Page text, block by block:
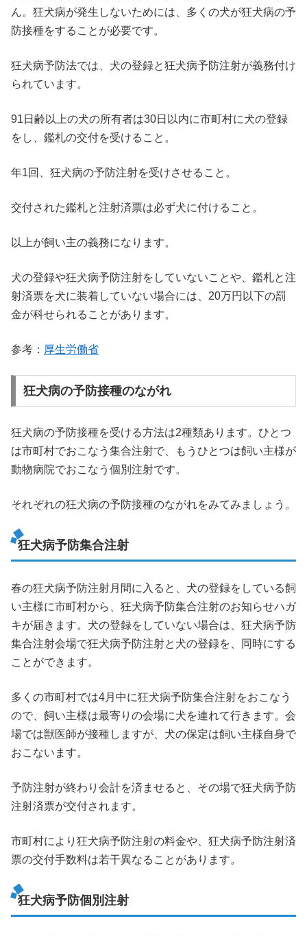
ん。狂犬病が発生しないためには、多くの犬が狂犬病の予
防接種をすることが必要です。
狂犬病予防法では、犬の登録と狂犬病予防注射が義務付け
られています。
91日齢以上の犬の所有者は30日以内に市町村に犬の登録
をし、鑑札の交付を受けること。
年1回、狂犬病の予防注射を受けさせること。
交付された鑑札と注射済票は必ず犬に付けること。
以上が飼い主の義務になります。
犬の登録や狂犬病予防注射をしていないことや、鑑札と注
射済票を犬に装着していない場合には、20万円以下の罰
金が科せられることがあります。
参考： 厚生労働省
狂犬病の予防接種のながれ
狂犬病の予防接種を受ける方法は2種類あります。ひとつ
は市町村でおこなう集合注射で、もうひとつは飼い主様が
動物病院でおこなう個別注射です。
それぞれの狂犬病の予防接種のながれをみてみましょう。
狂犬病予防集合注射
春の狂犬病予防注射月間に入ると、犬の登録をしている飼
い主様に市町村から、狂犬病予防集合注射のお知らせハガ
キが届きます。犬の登録をしていない場合は、狂犬病予防
集合注射会場で狂犬病予防注射と犬の登録を、同時にする
ことができます。
多くの市町村では4月中に狂犬病予防集合注射をおこなう
ので、飼い主様は最寄りの会場に犬を連れて行きます。会
場では獣医師が接種しますが、犬の保定は飼い主様自身で
おこないます。
予防注射が終わり会計を済ませると、その場で狂犬病予防
注射済票が交付されます。
市町村により狂犬病予防注射の料金や、狂犬病予防注射済
票の交付手数料は若干異なることがあります。
狂犬病予防個別注射